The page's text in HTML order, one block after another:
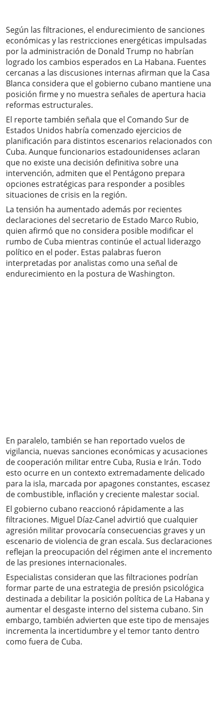
Según las filtraciones, el endurecimiento de sanciones
económicas y las restricciones energéticas impulsadas
por la administración de Donald Trump no habrían
logrado los cambios esperados en La Habana. Fuentes
cercanas a las discusiones internas afirman que la Casa
Blanca considera que el gobierno cubano mantiene una
posición firme y no muestra señales de apertura hacia
reformas estructurales.
El reporte también señala que el Comando Sur de
Estados Unidos habría comenzado ejercicios de
planificación para distintos escenarios relacionados con
Cuba. Aunque funcionarios estadounidenses aclaran
que no existe una decisión definitiva sobre una
intervención, admiten que el Pentágono prepara
opciones estratégicas para responder a posibles
situaciones de crisis en la región.
La tensión ha aumentado además por recientes
declaraciones del secretario de Estado Marco Rubio,
quien afirmó que no considera posible modificar el
rumbo de Cuba mientras continúe el actual liderazgo
político en el poder. Estas palabras fueron
interpretadas por analistas como una señal de
endurecimiento en la postura de Washington.
En paralelo, también se han reportado vuelos de
vigilancia, nuevas sanciones económicas y acusaciones
de cooperación militar entre Cuba, Rusia e Irán. Todo
esto ocurre en un contexto extremadamente delicado
para la isla, marcada por apagones constantes, escasez
de combustible, inflación y creciente malestar social.
El gobierno cubano reaccionó rápidamente a las
filtraciones. Miguel Díaz-Canel advirtió que cualquier
agresión militar provocaría consecuencias graves y un
escenario de violencia de gran escala. Sus declaraciones
reflejan la preocupación del régimen ante el incremento
de las presiones internacionales.
Especialistas consideran que las filtraciones podrían
formar parte de una estrategia de presión psicológica
destinada a debilitar la posición política de La Habana y
aumentar el desgaste interno del sistema cubano. Sin
embargo, también advierten que este tipo de mensajes
incrementa la incertidumbre y el temor tanto dentro
como fuera de Cuba.